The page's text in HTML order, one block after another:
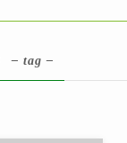
– tag –